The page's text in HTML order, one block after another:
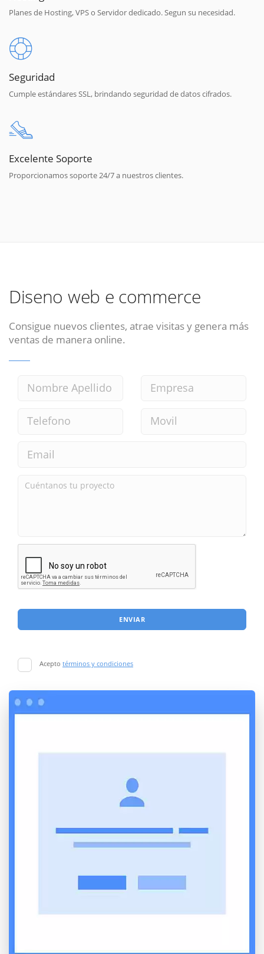
Planes de Hosting, VPS o Servidor dedicado. Segun su necesidad.
Seguridad
Cumple estándares SSL, brindando seguridad de datos cifrados.
Excelente Soporte
Proporcionamos soporte 24/7 a nuestros clientes.
Diseno web e commerce
Consigue nuevos clientes, atrae visitas y genera más
ventas de manera online.
ENVIAR
Acepto términos y condiciones